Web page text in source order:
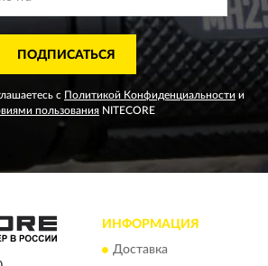
ПОДПИСАТЬСЯ
с Политикой Конфиденциальности и
пользования NITECORE
ИНФОРМАЦИЯ
Доставка